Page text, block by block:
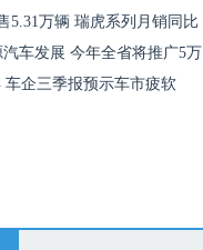
5.31万辆 瑞虎系列月销同比
车发展 今年全省将推广5万
车企三季报预示车市疲软